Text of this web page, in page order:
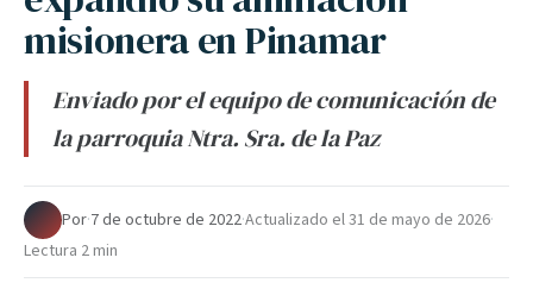
misionera en Pinamar
Enviado por el equipo de comunicación de
la parroquia Ntra. Sra. de la Paz
Por·7 de octubre de 2022·Actualizado el31 de mayo de 2026·
Lectura 2 min